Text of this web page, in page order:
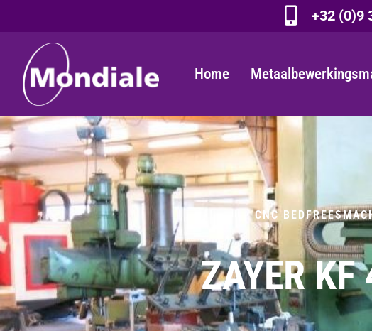
+32 (0)9
Home
CNC
ZAYER